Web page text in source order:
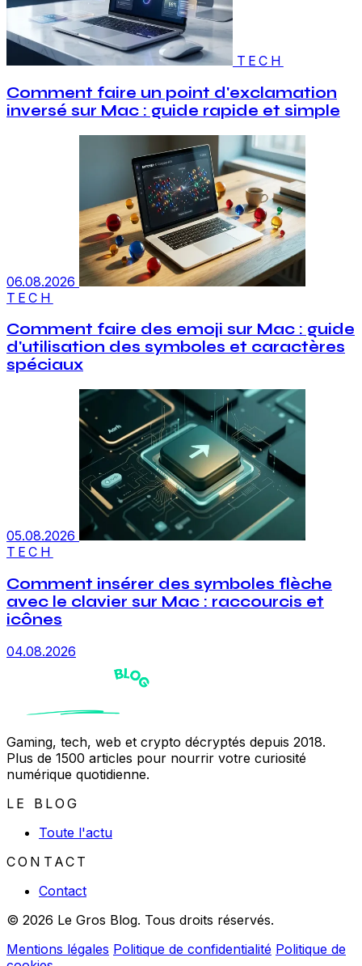
TECH
Comment faire un point d'exclamation
inversé sur Mac : guide rapide et simple
06.08.2026
TECH
Comment faire des emoji sur Mac : guide
d'utilisation des symboles et caractères
spéciaux
05.08.2026
TECH
Comment insérer des symboles flèche
avec le clavier sur Mac : raccourcis et
icônes
04.08.2026
Gaming, tech, web et crypto décryptés depuis 2018.
Plus de 1500 articles pour nourrir votre curiosité
numérique quotidienne.
LE BLOG
Toute l'actu
CONTACT
Contact
© 2026 Le Gros Blog. Tous droits réservés.
Mentions légales Politique de confidentialité Politique de